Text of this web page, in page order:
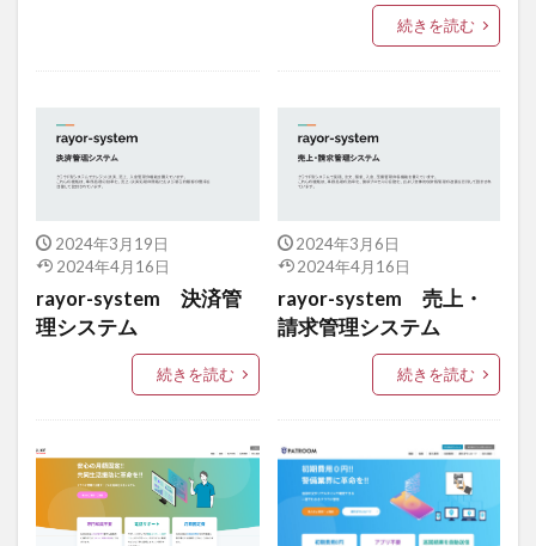
続きを読む
2024年3月19日
2024年4月16日
rayor-system 決済管
理システム
続きを読む
2024年3月6日
2024年4月16日
rayor-system 売上・
請求管理システム
続きを読む